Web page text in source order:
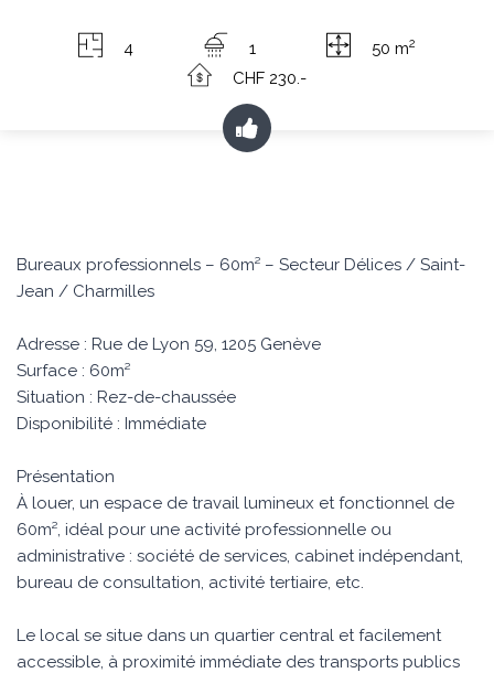
4 1 50 m2
CHF 230.-
Bureaux professionnels – 60m² – Secteur Délices / Saint-
Jean / Charmilles
Adresse : Rue de Lyon 59, 1205 Genève
Surface : 60m²
Situation : Rez-de-chaussée
Disponibilité : Immédiate
Présentation
À louer, un espace de travail lumineux et fonctionnel de
60m², idéal pour une activité professionnelle ou
administrative : société de services, cabinet indépendant,
bureau de consultation, activité tertiaire, etc.
Le local se situe dans un quartier central et facilement
accessible, à proximité immédiate des transports publics